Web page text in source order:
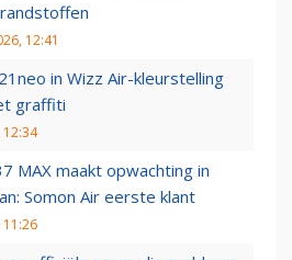
12:41
in Wizz Air-kleurstelling
graffiti
12:34
MAX maakt opwachting in
Somon Air eerste klant
11:26